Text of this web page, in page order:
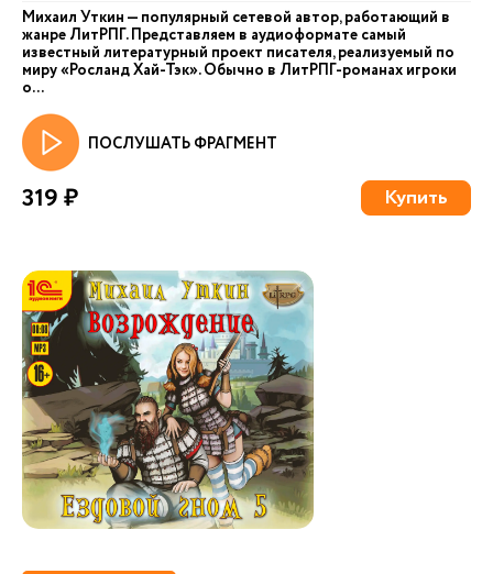
Михаил Уткин — популярный сетевой автор, работающий в
жанре ЛитРПГ. Представляем в аудиоформате самый
известный литературный проект писателя, реализуемый по
миру «Росланд Хай-Тэк». Обычно в ЛитРПГ-романах игроки
о...
ПОСЛУШАТЬ ФРАГМЕНТ
319 ₽ Купить